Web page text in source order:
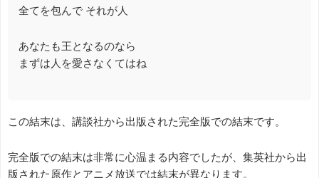
全てを包んで それが人
あなたも王となるのなら
まずは人を愛さなくてはね
この結末は、講談社から出版された完全版での結末です。
完全版での結末は非常に心温まる内容でしたが、集英社から出
版された原作とアニメ放送では結末が異なります。